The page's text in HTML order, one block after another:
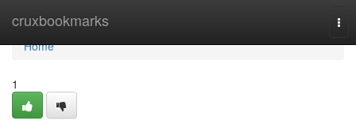
cruxbookmarks
Home
Home
1